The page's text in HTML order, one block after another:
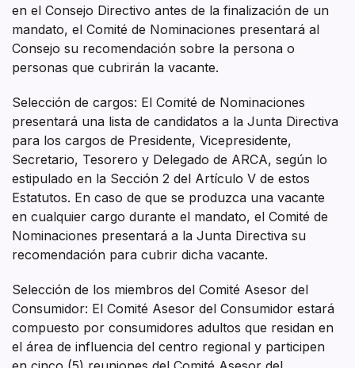
en el Consejo Directivo antes de la finalización de un
mandato, el Comité de Nominaciones presentará al
Consejo su recomendación sobre la persona o
personas que cubrirán la vacante.
Selección de cargos: El Comité de Nominaciones
presentará una lista de candidatos a la Junta Directiva
para los cargos de Presidente, Vicepresidente,
Secretario, Tesorero y Delegado de ARCA, según lo
estipulado en la Sección 2 del Artículo V de estos
Estatutos. En caso de que se produzca una vacante
en cualquier cargo durante el mandato, el Comité de
Nominaciones presentará a la Junta Directiva su
recomendación para cubrir dicha vacante.
Selección de los miembros del Comité Asesor del
Consumidor: El Comité Asesor del Consumidor estará
compuesto por consumidores adultos que residan en
el área de influencia del centro regional y participen